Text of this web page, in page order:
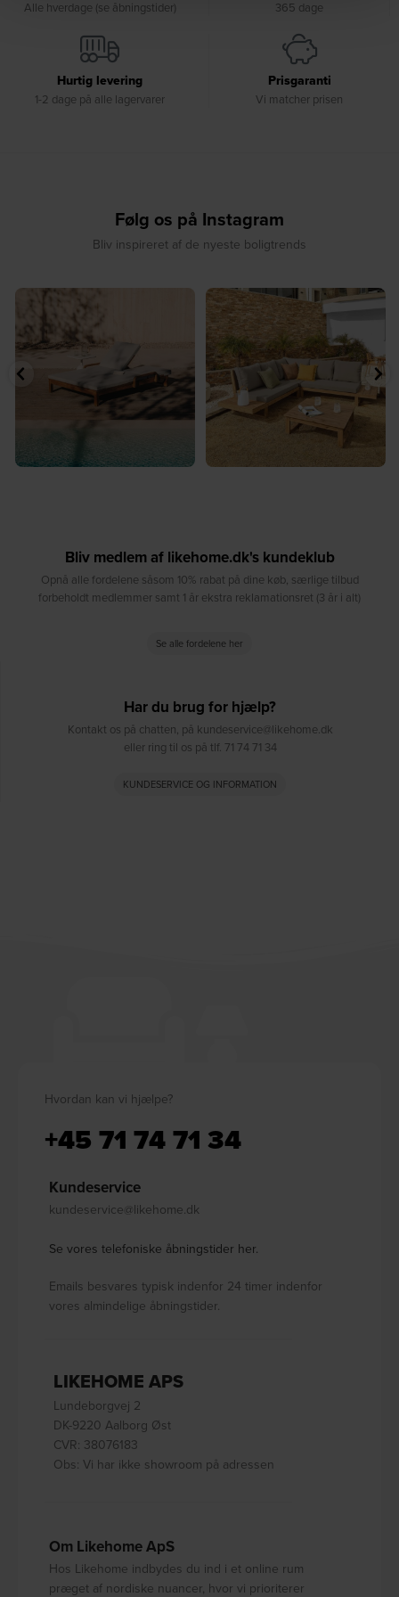
Alle hverdage (se åbningstider) 365 dage
Hurtig levering
1-2 dage på alle lagervarer
Prisgaranti
Vi matcher prisen
Følg os på Instagram
Bliv inspireret af de nyeste boligtrends
☀️ Sommerens favorit til terrassen ☀️⁠
8 0
☀️ Sommerens naturlige
samlingspunkt⁠
8 0
Bliv medlem af likehome.dk's kundeklub
Opnå alle fordelene såsom 10% rabat på dine køb, særlige tilbud
forbeholdt medlemmer samt 1 år ekstra reklamationsret (3 år i alt)
Se alle fordelene her
Har du brug for hjælp?
Kontakt os på chatten, på kundeservice@likehome.dk
eller ring til os på tlf. 71 74 71 34
KUNDESERVICE OG INFORMATION
Hvordan kan vi hjælpe?
+45 71 74 71 34
Kundeservice
kundeservice@likehome.dk
Se vores telefoniske åbningstider her.
Emails besvares typisk indenfor 24 timer indenfor
vores almindelige åbningstider.
LIKEHOME APS
Lundeborgvej 2
DK-9220 Aalborg Øst
CVR: 38076183
Obs: Vi har ikke showroom på adressen
Om Likehome ApS
Hos Likehome indbydes du ind i et online rum
præget af nordiske nuancer, hvor vi prioriterer